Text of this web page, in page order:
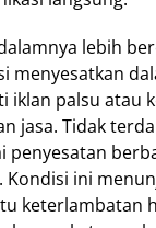
lebih
menyesatkan
iklan palsu atau
jasa. Tidak
penyesatan
ini
keterlambatan